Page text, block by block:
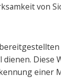
von
dienen.
einer